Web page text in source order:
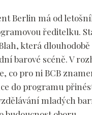
Berlin má od
ředitelku.
která dlouhodobě
barové scéně. V
co pro ni BCB
do programu
mladých